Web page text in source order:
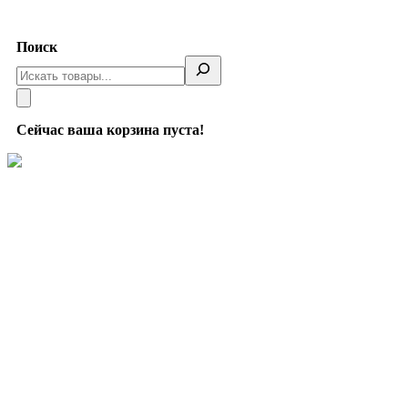
Поиск
Сейчас ваша корзина пуста!